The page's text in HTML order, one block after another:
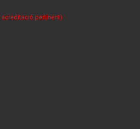
acreditació pertinent)